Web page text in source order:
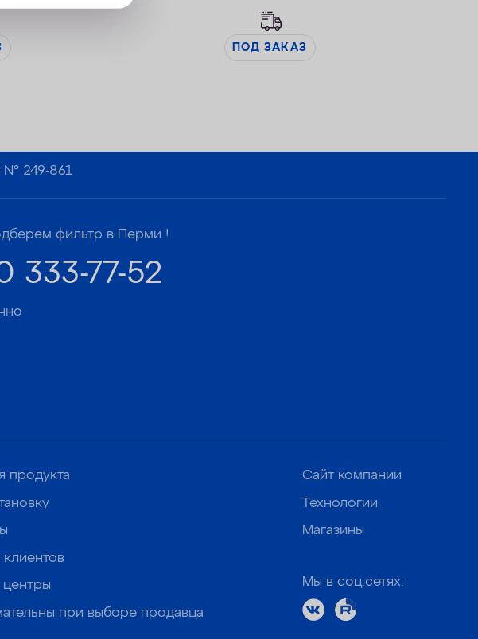
ПОД ЗАКАЗ
№ 249-861
фильтр в Перми !
333-77-52
продукта
при выборе продавца
Сайт компании
Технологии
Магазины
Мы в соц.сетях: